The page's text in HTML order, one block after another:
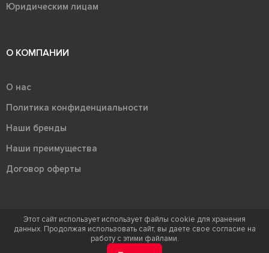
Юридическим лицам
О КОМПАНИИ
О нас
Политика конфиденциальности
Наши бренды
Наши преимущества
Договор оферты
Терра - территория керамики 2026
Ⓒ Правообладателем товарного знака "Терра" является ООО "Атлас-
Этот сайт использует использует файлы cookie для хранения
данных. Продолжая использовать сайт, вы даете свое согласие на
работу с этими файлами.